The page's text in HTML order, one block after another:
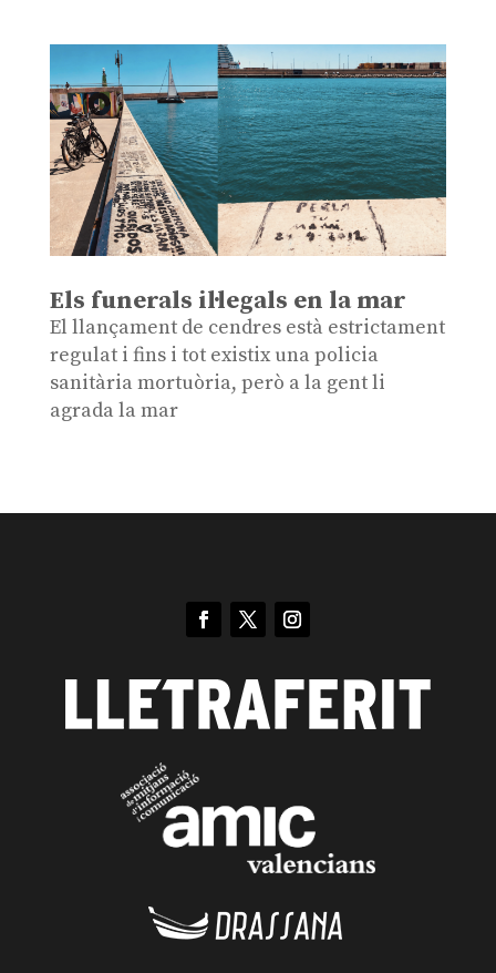
Els funerals il·legals en la mar
El llançament de cendres està estrictament
regulat i fins i tot existix una policia
sanitària mortuòria, però a la gent li
agrada la mar